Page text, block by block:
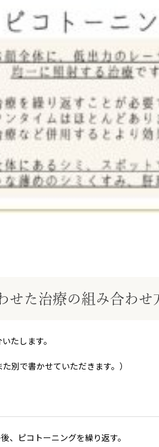
せた治療の組み合わせ
たします。
別で書かせていただきます。）
、ピコトーニングを繰り返す。